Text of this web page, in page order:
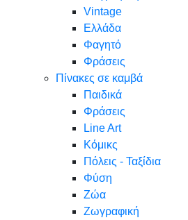
Vintage
Ελλάδα
Φαγητό
Φράσεις
Πίνακες σε καμβά
Παιδικά
Φράσεις
Line Art
Κόμικς
Πόλεις - Ταξίδια
Φύση
Ζώα
Ζωγραφική